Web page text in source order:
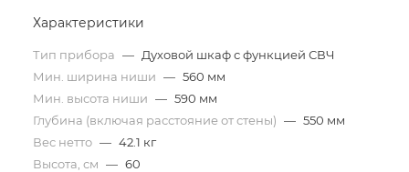
Характеристики
Тип прибора — Духовой шкаф с функцией СВЧ
Мин. ширина ниши — 560 мм
Мин. высота ниши — 590 мм
Глубина (включая расстояние от стены) — 550 мм
Вес нетто — 42.1 кг
Высота, см — 60